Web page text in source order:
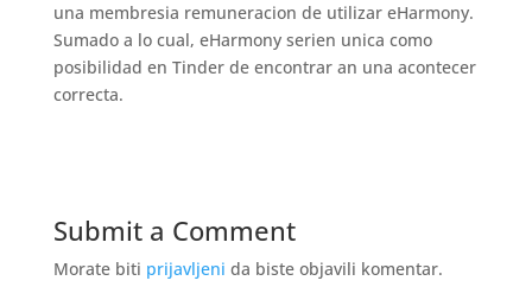
una membresia remuneracion de utilizar eHarmony.
Sumado a lo cual, eHarmony seri­en unica como
posibilidad en Tinder de encontrar an una acontecer
correcta.
Submit a Comment
Morate biti prijavljeni da biste objavili komentar.